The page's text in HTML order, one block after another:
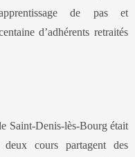
de pas et
d’adhérents retraités
Saint-Denis-lès-Bourg était
cours partagent des